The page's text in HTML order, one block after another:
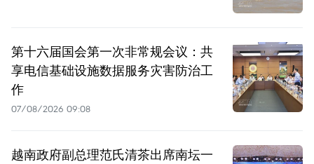
第十六届国会第一次非常规会议：共
享电信基础设施数据服务灾害防治工
作
07/08/2026 09:08
越南政府副总理范氏清茶出席南坛一